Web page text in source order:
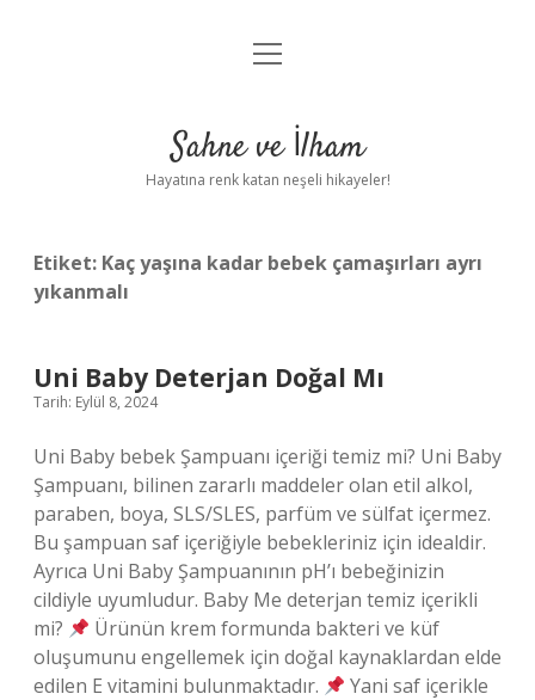
Anasayfa
Yasal Uyarı
menüyü
Sahne ve İlham
Hayatına renk katan neşeli hikayeler!
Etiket: Kaç yaşına kadar bebek çamaşırları ayrı
yıkanmalı
Uni Baby Deterjan Doğal Mı
Tarih: Eylül 8, 2024
Uni Baby bebek Şampuanı içeriği temiz mi? Uni Baby
Şampuanı, bilinen zararlı maddeler olan etil alkol,
paraben, boya, SLS/SLES, parfüm ve sülfat içermez.
Bu şampuan saf içeriğiyle bebekleriniz için idealdir.
Ayrıca Uni Baby Şampuanının pH’ı bebeğinizin
cildiyle uyumludur. Baby Me deterjan temiz içerikli
mi?
Ürünün krem ​​formunda bakteri ve küf
oluşumunu engellemek için doğal kaynaklardan elde
edilen E vitamini bulunmaktadır.
Yani saf içerikle